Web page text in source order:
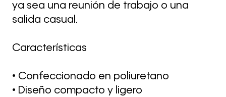
ya sea una reunión de trabajo o una
salida casual.
Características
• Confeccionado en poliuretano
• Diseño compacto y ligero